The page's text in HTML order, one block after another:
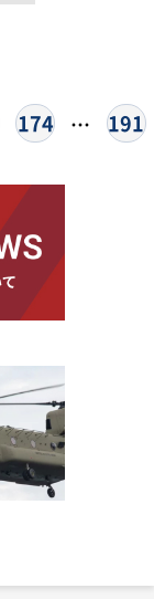
174 … 191